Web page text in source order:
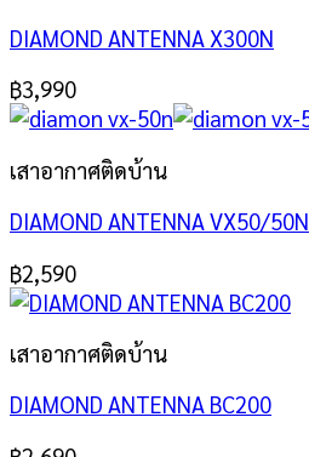
DIAMOND ANTENNA X300N
฿3,990
เสาอากาศติดบ้าน
DIAMOND ANTENNA VX50/50N
฿2,590
เสาอากาศติดบ้าน
DIAMOND ANTENNA BC200